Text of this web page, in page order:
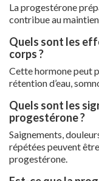
La progestérone
contribue au maintien
Quels sont les
corps ?
Cette hormone peut
rétention d’eau,
Quels sont les
progestérone ?
Saignements,
répétées peuvent
progestérone.